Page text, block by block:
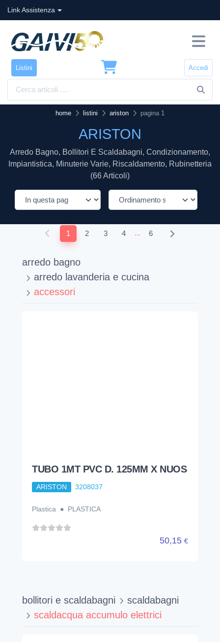
Link Assistenza
Listini Accedi
home listini ariston pagina 1
ARISTON
Arredo Bagno, Bollitori E Scaldabagni, Condizionamento,
Impiantistica, Minuterie Varie, Riscaldamento, Rubinetteria
(66 Articoli)
1 2 3 4 ... 6
arredo bagno
arredo lavanderia e cucina
accessori
TUBO 1MT PVC D. 125MM X NUOS
ARISTON 3208037
Plastica ● PLASTICA
50,15 €
bollitori e scaldabagni
scaldabagni
scaldacqua accumulo elettrici